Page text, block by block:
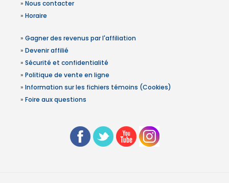
» Nous contacter
» Horaire
» Gagner des revenus par l'affiliation
» Devenir affilié
» Sécurité et confidentialité
» Politique de vente en ligne
» Information sur les fichiers témoins (Cookies)
» Foire aux questions